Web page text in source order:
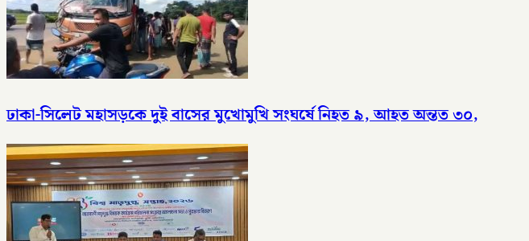
ঢাকা-সিলেট মহাসড়কে দুই বাসের মুখোমুখি সংঘর্ষে নিহত ৯, আহত অন্তত ৩০,